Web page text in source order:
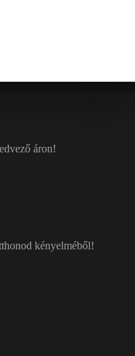
áron!
kényelméből!